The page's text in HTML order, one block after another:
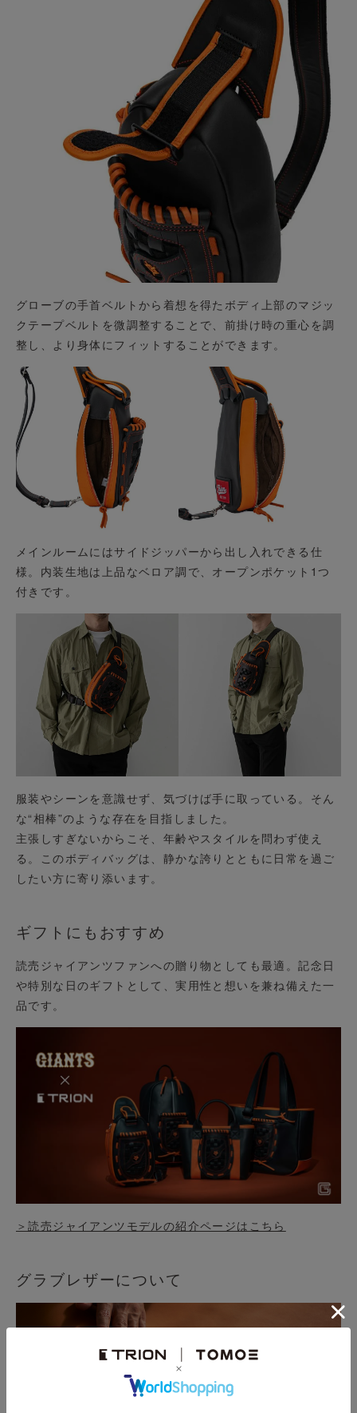
グローブの手首ベルトから着想を得たボディ上部のマジッ
クテープベルトを微調整することで、前掛け時の重心を調
整し、より身体にフィットすることができます。
メインルームにはサイドジッパーから出し入れできる仕
様。内装生地は上品なベロア調で、オープンポケット1つ
付きです。
服装やシーンを意識せず、気づけば手に取っている。そん
な“相棒”のような存在を目指しました。
主張しすぎないからこそ、年齢やスタイルを問わず使え
る。このボディバッグは、静かな誇りとともに日常を過ご
したい方に寄り添います。
ギフトにもおすすめ
読売ジャイアンツファンへの贈り物としても最適。記念日
や特別な日のギフトとして、実用性と想いを兼ね備えた一
品です。
＞読売ジャイアンツモデルの紹介ページはこちら
グラブレザーについて